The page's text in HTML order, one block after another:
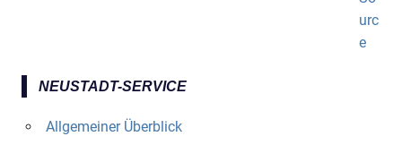
NEUSTADT-SERVICE
Allgemeiner Überblick